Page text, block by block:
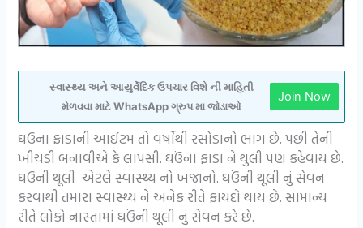
સ્વાસ્થ્ય અને આયુર્વેદિક ઉપચાર વિશે ની માહિતી
મેળવવા માટે WhatsApp ગ્રુપ મા જોડાઓ
Join Now
ઘઉંના ફાડાની આઈટમ તો વર્ષોથી રસોડાનો ભાગ છે. પછી તેની
ખીચડી બનાવીએ કે લાપસી. ઘઉંના ફાડા ને થુલી પણ કહેવાય છે.
ઘઉંની થૂલી એટલે સ્વાસ્થ્ય નો ખજાનો. ઘઉંની થૂલી નું સેવન
કરવાથી તમારા સ્વાસ્થ્ય ને અનેક રીતે ફાયદો થાય છે. સામાન્ય
રીતે લોકો નાસ્તામાં ઘઉંની થૂલી નું સેવન કરે છે.